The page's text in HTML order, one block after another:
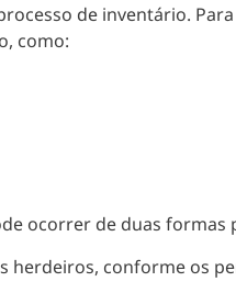
de inventário.
como:
ocorrer de duas formas
conforme os